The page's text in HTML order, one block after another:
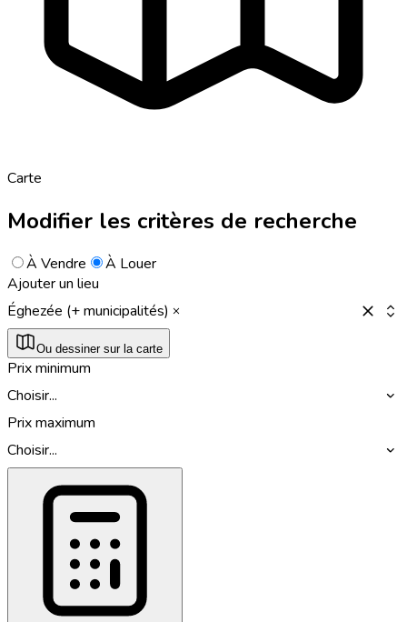
Carte
Modifier les critères de recherche
À Vendre
À Louer
Ajouter un lieu
Éghezée (+ municipalités)
Ou dessiner sur la carte
Prix minimum
Choisir...
Prix maximum
Choisir...